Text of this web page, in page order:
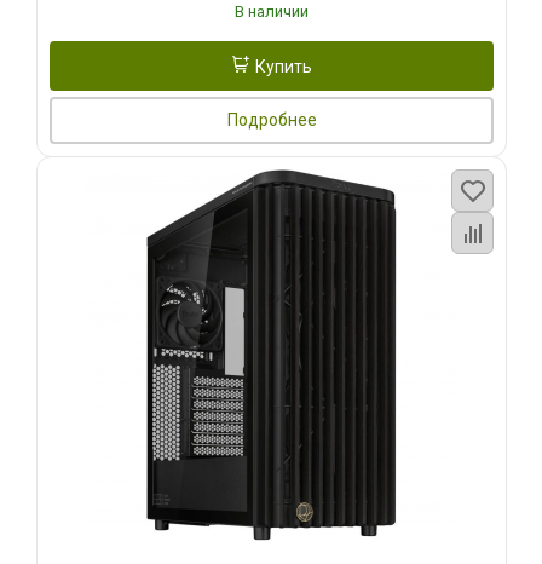
В наличии
Купить
Подробнее